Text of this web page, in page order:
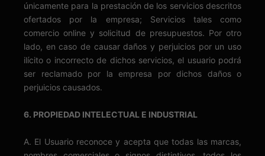
únicamente para la prestación de los servicios descritos
ofertados por la empresa; Servicios tales como
comercio online y solicitud de presupuestos. Por otro
lado, en caso de causar daños y perjuicios por un uso
ilícito o incorrecto de dichos servicios, el usuario podrá
ser reclamado por la empresa por dichos daños o
perjuicios causados.
6. PROPIEDAD INTELECTUAL E INDUSTRIAL
A. El Usuario reconoce y acepta que todas las marcas,